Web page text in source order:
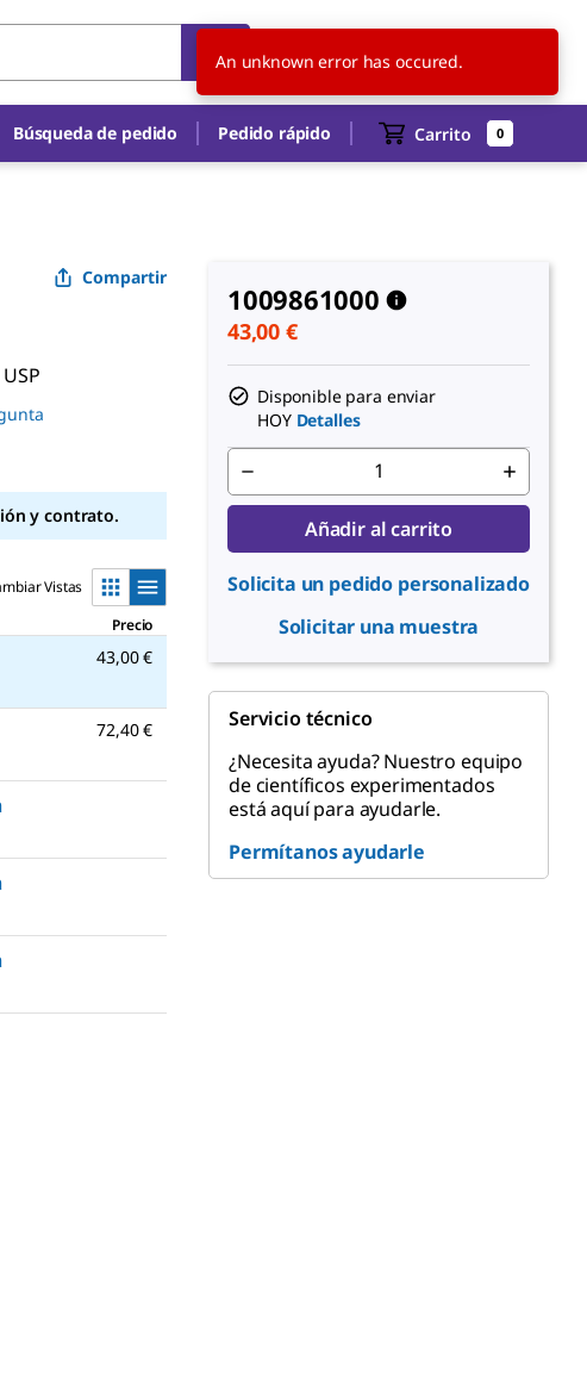
ES
Búsqueda de pedido Pedido rápido Carrito 0
Compartir
USP
y contrato.
Vistas
Precio
43,00 €
72,40 €
1009861000
43,00 €
Disponible para enviar
HOY Detalles
Añadir al carrito
Solicita un pedido personalizado
Solicitar una muestra
Servicio técnico
¿Necesita ayuda? Nuestro equipo
de científicos experimentados
está aquí para ayudarle.
Permítanos ayudarle
An unknown error has occured.